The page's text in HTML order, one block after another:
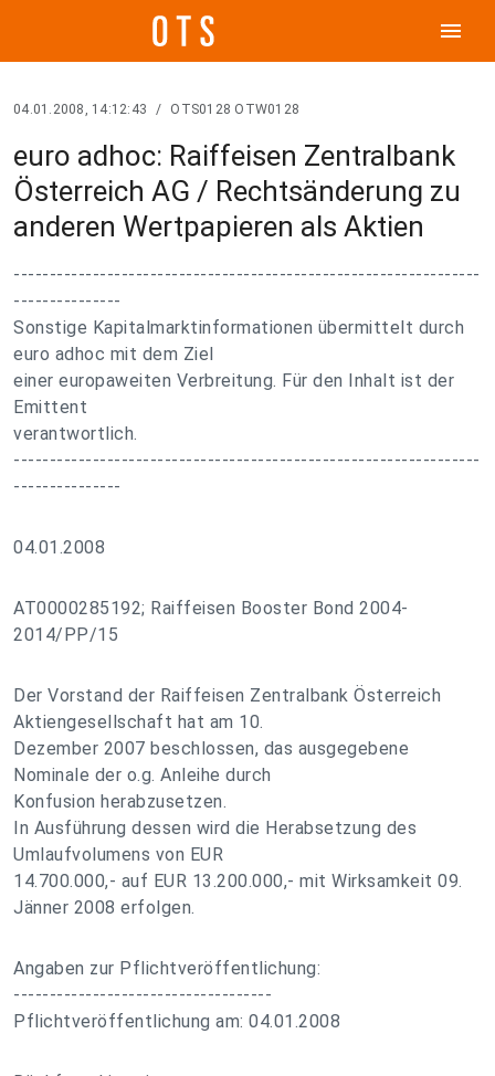
menu
04.01.2008, 14:12:43 / OTS0128 OTW0128
euro adhoc: Raiffeisen Zentralbank
Österreich AG / Rechtsänderung zu
anderen Wertpapieren als Aktien
-----------------------------------------------------------------
---------------
Sonstige Kapitalmarktinformationen übermittelt durch
euro adhoc mit dem Ziel
einer europaweiten Verbreitung. Für den Inhalt ist der
Emittent
verantwortlich.
-----------------------------------------------------------------
---------------
04.01.2008
AT0000285192; Raiffeisen Booster Bond 2004-
2014/PP/15
Der Vorstand der Raiffeisen Zentralbank Österreich
Aktiengesellschaft hat am 10.
Dezember 2007 beschlossen, das ausgegebene
Nominale der o.g. Anleihe durch
Konfusion herabzusetzen.
In Ausführung dessen wird die Herabsetzung des
Umlaufvolumens von EUR
14.700.000,- auf EUR 13.200.000,- mit Wirksamkeit 09.
Jänner 2008 erfolgen.
Angaben zur Pflichtveröffentlichung:
------------------------------------
Pflichtveröffentlichung am: 04.01.2008